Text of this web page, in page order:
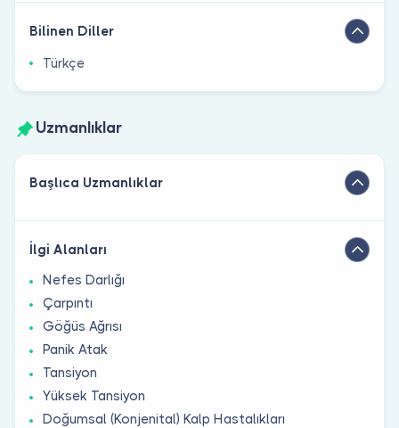
Bilinen Diller
Türkçe
Uzmanlıklar
Başlıca Uzmanlıklar
İlgi Alanları
Nefes Darlığı
Çarpıntı
Göğüs Ağrısı
Panik Atak
Tansiyon
Yüksek Tansiyon
Doğumsal (Konjenital) Kalp Hastalıkları